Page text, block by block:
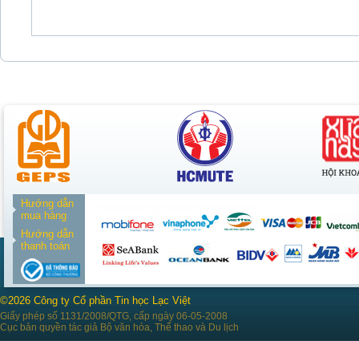
Hướng dẫn
mua hàng
Hướng dẫn
thanh toán
©2026 Công ty Cổ phần Tin học Lạc Việt
Giấy phép số 1131/2008/QTG, cấp ngày 06-05-2008
Cục bản quyền tác giả Bộ văn hóa, Thể thao và Du lịch